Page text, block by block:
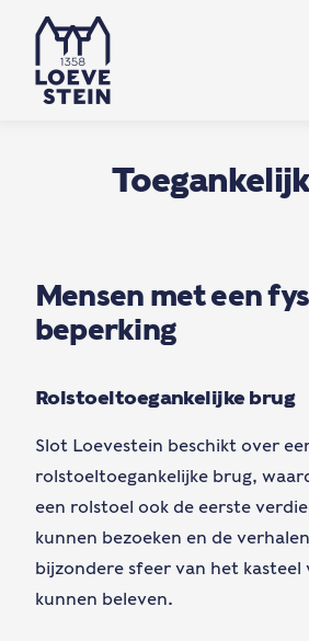
Ontdek Loevestein
Plan je bezoek
NL EN DE
Tickets
Mensen met een
beperking
Rolstoeltoegankelijke brug
Slot Loevestein beschikt over
rolstoeltoegankelijke brug,
een rolstoel ook de eerste
kunnen bezoeken en de
bijzondere sfeer van het kasteel
kunnen beleven.